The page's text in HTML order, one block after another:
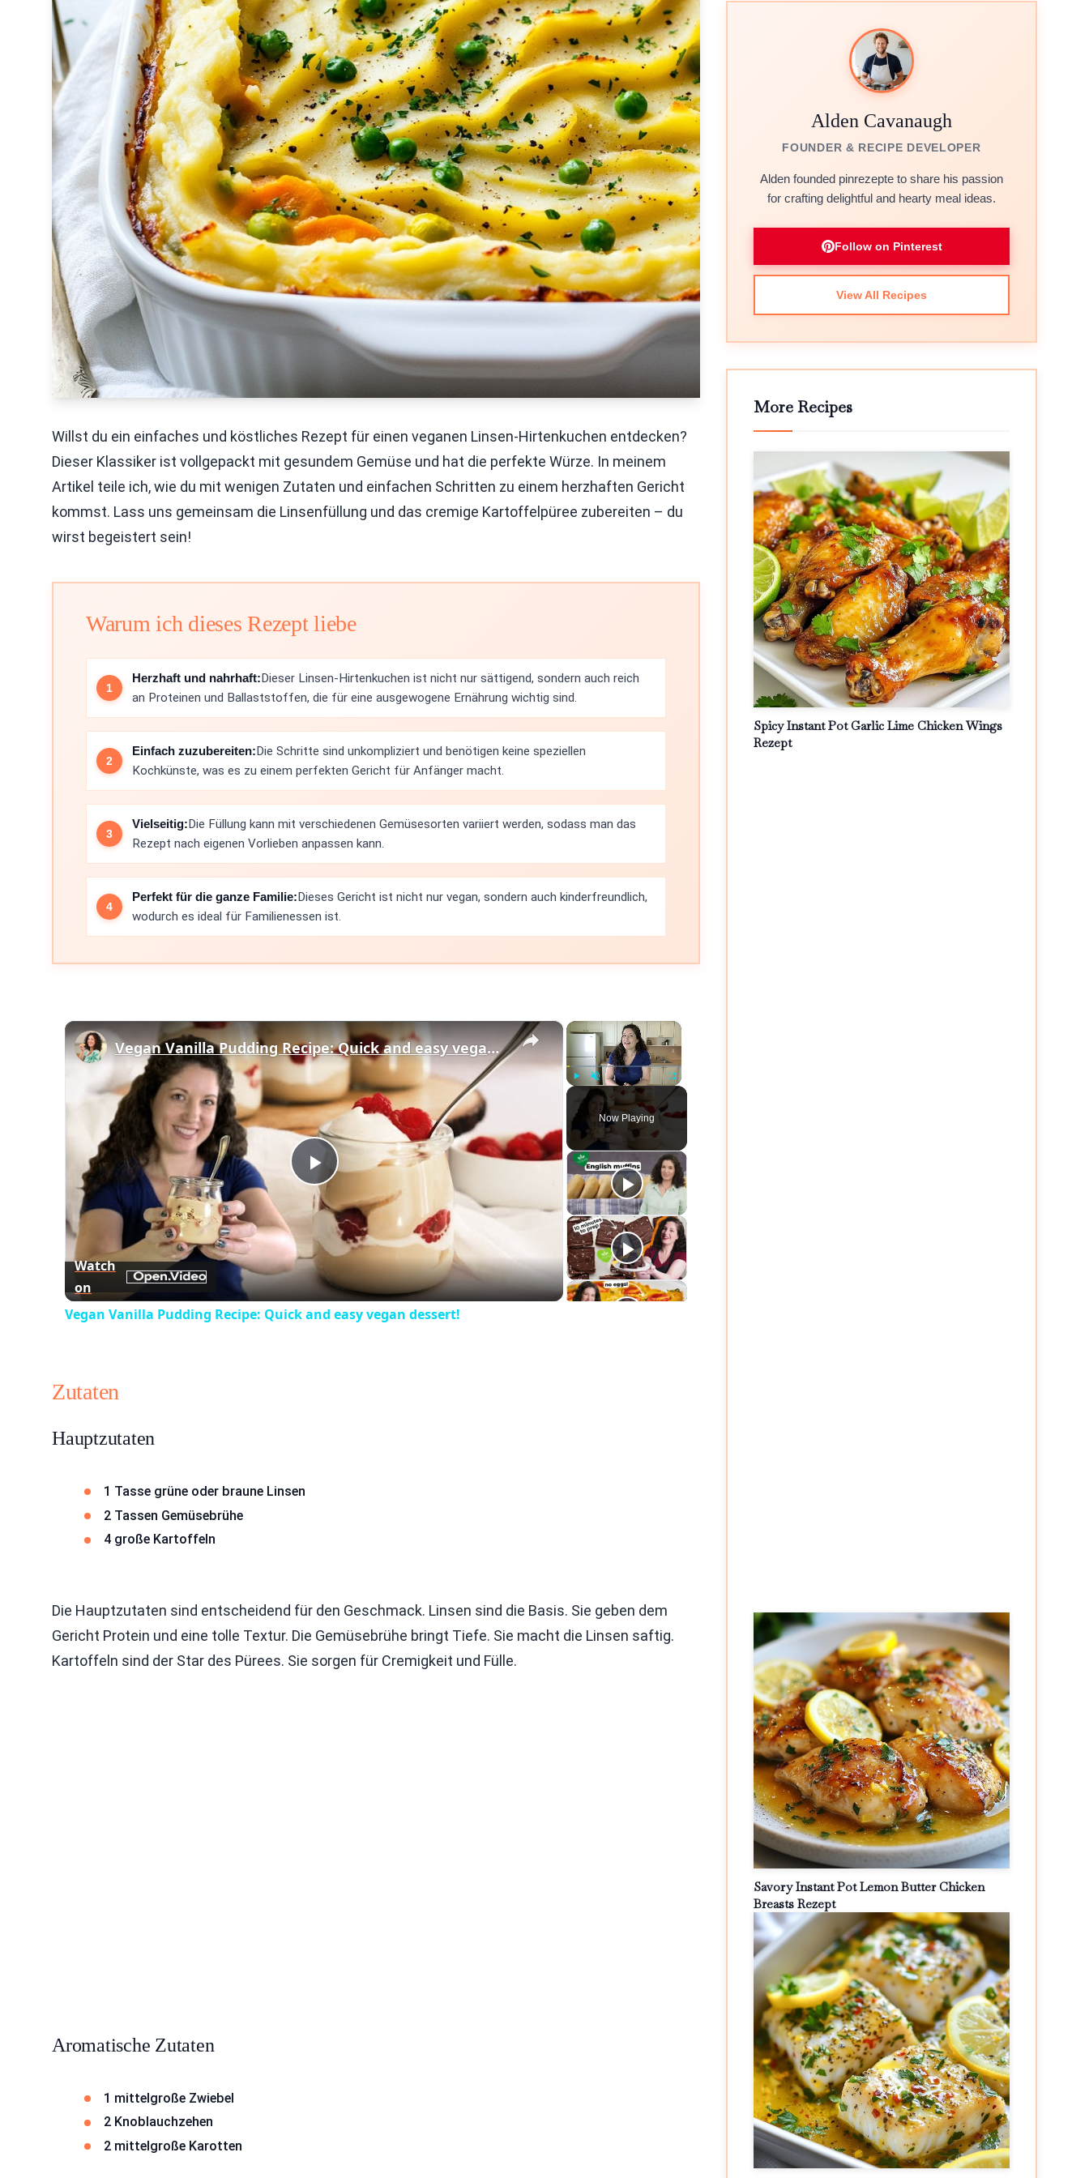
Willst du ein einfaches und köstliches Rezept für einen veganen Linsen-Hirtenkuchen entdecken?
Dieser Klassiker ist vollgepackt mit gesundem Gemüse und hat die perfekte Würze. In meinem
Artikel teile ich, wie du mit wenigen Zutaten und einfachen Schritten zu einem herzhaften Gericht
kommst. Lass uns gemeinsam die Linsenfüllung und das cremige Kartoffelpüree zubereiten – du
wirst begeistert sein!
Warum ich dieses Rezept liebe
Herzhaft und nahrhaft:Dieser Linsen-Hirtenkuchen ist nicht nur sättigend, sondern auch reich
an Proteinen und Ballaststoffen, die für eine ausgewogene Ernährung wichtig sind.
Einfach zuzubereiten:Die Schritte sind unkompliziert und benötigen keine speziellen
Kochkünste, was es zu einem perfekten Gericht für Anfänger macht.
Vielseitig:Die Füllung kann mit verschiedenen Gemüsesorten variiert werden, sodass man das
Rezept nach eigenen Vorlieben anpassen kann.
Perfekt für die ganze Familie:Dieses Gericht ist nicht nur vegan, sondern auch kinderfreundlich,
wodurch es ideal für Familienessen ist.
×
Play Unmute Fullscreen
Now Playing
×
Play
Video
Vegan Vanilla Pudding Recipe: Quick and easy vegan dessert!
Watch
on
Vegan Vanilla Pudding Recipe: Quick and easy vegan dessert!
Zutaten
Hauptzutaten
1 Tasse grüne oder braune Linsen
2 Tassen Gemüsebrühe
4 große Kartoffeln
Die Hauptzutaten sind entscheidend für den Geschmack. Linsen sind die Basis. Sie geben dem
Gericht Protein und eine tolle Textur. Die Gemüsebrühe bringt Tiefe. Sie macht die Linsen saftig.
Kartoffeln sind der Star des Pürees. Sie sorgen für Cremigkeit und Fülle.
Aromatische Zutaten
1 mittelgroße Zwiebel
2 Knoblauchzehen
2 mittelgroße Karotten
Alden Cavanaugh
FOUNDER & RECIPE DEVELOPER
Alden founded pinrezepte to share his passion
for crafting delightful and hearty meal ideas.
Follow on Pinterest
View All Recipes
More Recipes
Spicy Instant Pot Garlic Lime Chicken Wings
Rezept
Savory Instant Pot Lemon Butter Chicken
Breasts Rezept